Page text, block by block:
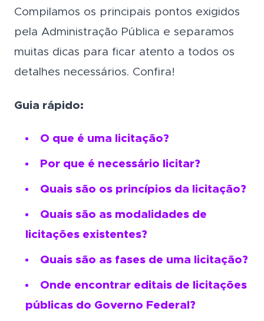
Compilamos os principais pontos exigidos
pela Administração Pública e separamos
muitas dicas para ficar atento a todos os
detalhes necessários. Confira!
Guia rápido:
O que é uma licitação?
Por que é necessário licitar?
Quais são os princípios da licitação?
Quais são as modalidades de
licitações existentes?
Quais são as fases de uma licitação?
Onde encontrar editais de licitações
públicas do Governo Federal?